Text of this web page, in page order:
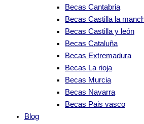
Becas Cantabria
Becas Castilla la
Becas Castilla y león
Becas Cataluña
Becas Extremadura
Becas La rioja
Becas Murcia
Becas Navarra
Becas Pais vasco
Blog